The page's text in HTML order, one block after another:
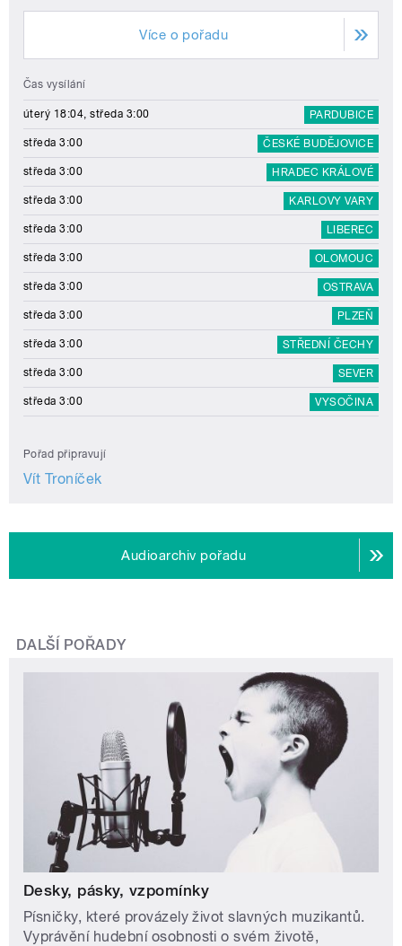
Více o pořadu
Čas vysílání
úterý 18:04, středa 3:00 PARDUBICE
středa 3:00 ČESKÉ BUDĚJOVICE
středa 3:00 HRADEC KRÁLOVÉ
středa 3:00 KARLOVY VARY
středa 3:00 LIBEREC
středa 3:00 OLOMOUC
středa 3:00 OSTRAVA
středa 3:00 PLZEŇ
středa 3:00 STŘEDNÍ ČECHY
středa 3:00 SEVER
středa 3:00 VYSOČINA
Pořad připravují
Vít Troníček
Audioarchiv pořadu
DALŠÍ POŘADY
Desky, pásky, vzpomínky
Písničky, které provázely život slavných muzikantů.
Vyprávění hudební osobnosti o svém životě,